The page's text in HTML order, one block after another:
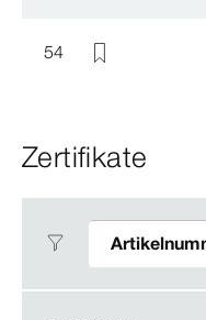
54
Zertifikate